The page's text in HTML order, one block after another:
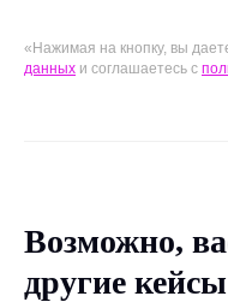
«Нажимая на кнопку, вы
данных и соглашаетесь c
Возможно,
другие